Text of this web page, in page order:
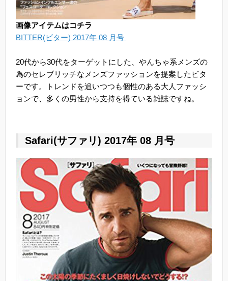
画像アイテムはコチラ
BITTER(ビター) 2017年 08 月号
20代から30代をターゲットにした、やんちゃ系メンズの
為のセレブリッチなメンズファッションを提案したビタ
ーです。トレンドを追いつつも個性のある大人ファッシ
ョンで、多くの男性から支持を得ている雑誌ですね。
Safari(サファリ) 2017年 08 月号